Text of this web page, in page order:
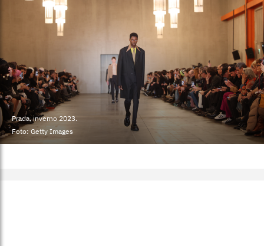
Prada, inverno 2023.
Foto: Getty Images